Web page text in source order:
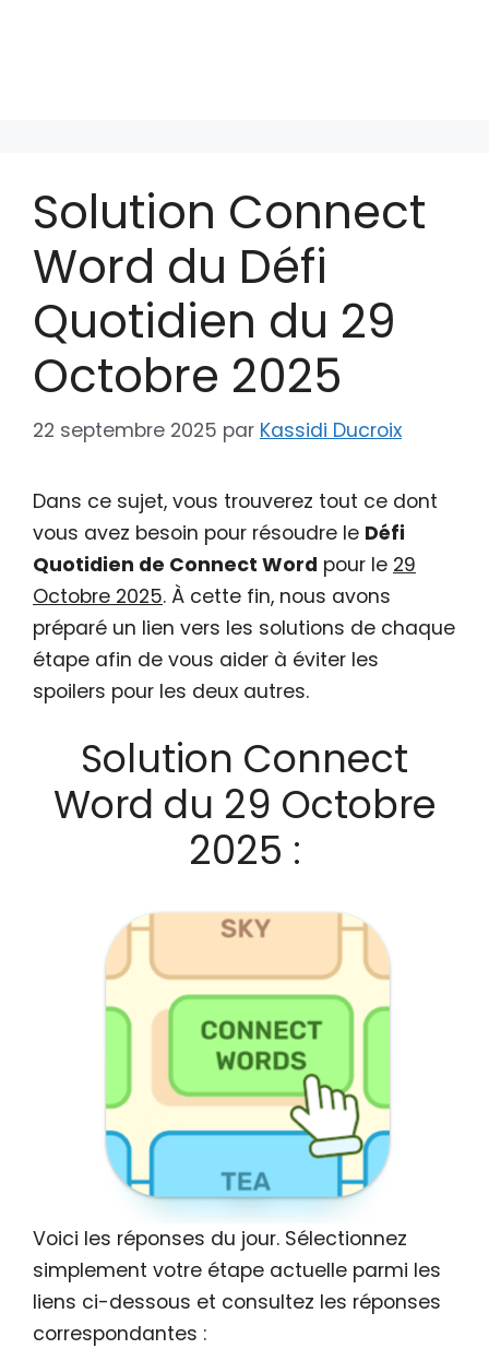
Solution Connect
Word du Défi
Quotidien du 29
Octobre 2025
22 septembre 2025 par Kassidi Ducroix
Dans ce sujet, vous trouverez tout ce dont
vous avez besoin pour résoudre le Défi
Quotidien de Connect Word pour le 29
Octobre 2025. À cette fin, nous avons
préparé un lien vers les solutions de chaque
étape afin de vous aider à éviter les
spoilers pour les deux autres.
Solution Connect
Word du 29 Octobre
2025 :
Voici les réponses du jour. Sélectionnez
simplement votre étape actuelle parmi les
liens ci-dessous et consultez les réponses
correspondantes :